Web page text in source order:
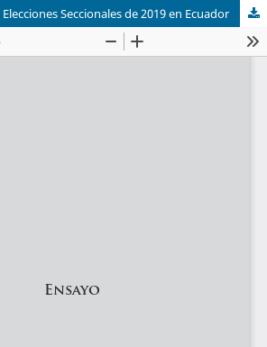
Seccionales de 2019 en Ecuador